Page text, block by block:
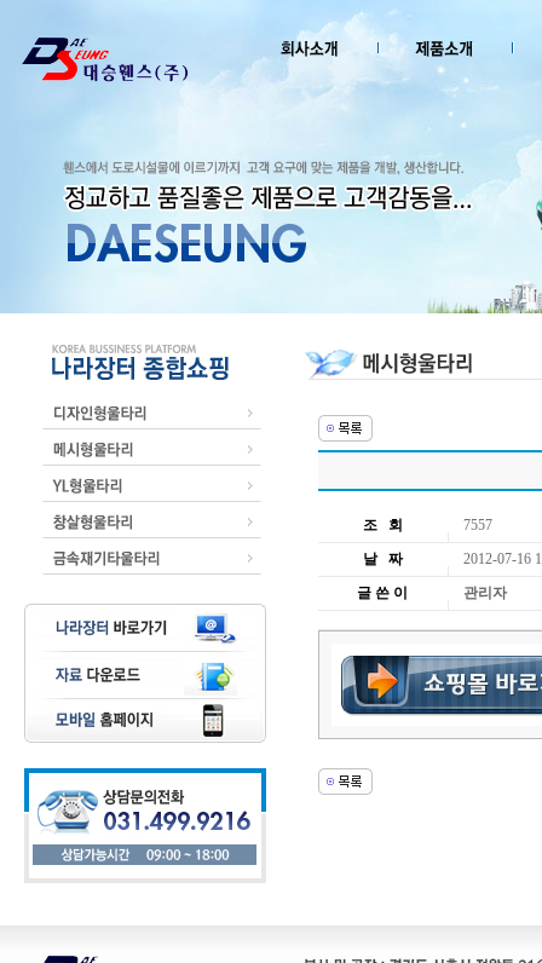
조 회
7557
날 짜
2012-07-16
글 쓴 이
관리자